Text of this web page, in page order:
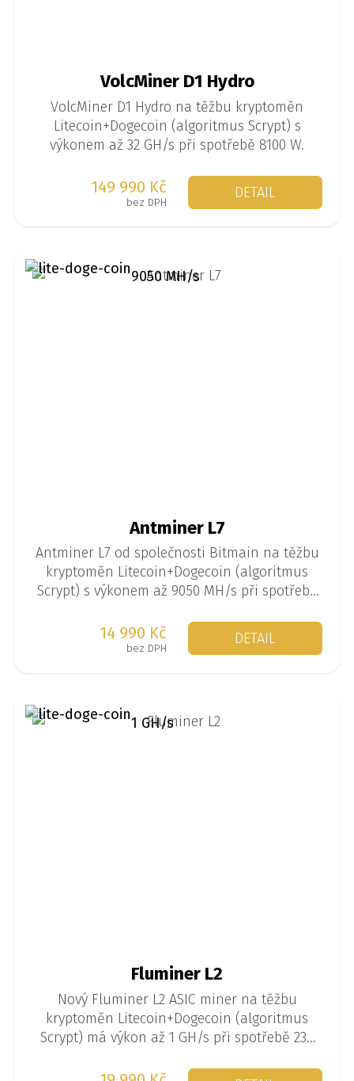
VolcMiner D1 Hydro
VolcMiner D1 Hydro na těžbu kryptoměn
Litecoin+Dogecoin (algoritmus Scrypt) s
výkonem až 32 GH/s při spotřebě 8100 W.
149 990 Kč
bez DPH
DETAIL
Antminer L7
Antminer L7 od společnosti Bitmain na těžbu
kryptoměn Litecoin+Dogecoin (algoritmus
Scrypt) s výkonem až 9050 MH/s při spotřebě
14 990 Kč
bez DPH
DETAIL
9050 MH/s
Fluminer L2
Nový Fluminer L2 ASIC miner na těžbu
kryptoměn Litecoin+Dogecoin (algoritmus
Scrypt) má výkon až 1 GH/s při spotřebě 230
Ideální miner pro všechny, kdo si chtějí
1 GH/s